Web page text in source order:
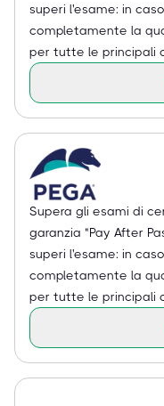
superi l'esame: in
completamente la
per tutte le principali
Supera gli esami di
garanzia "Pay After
superi l'esame: in
completamente la
per tutte le principali